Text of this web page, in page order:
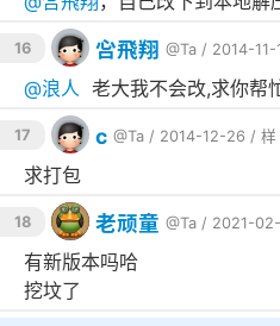
function
ir) {
ftp_pasv(
$dir = opendir (
while ($file =
if (is_dir (
)) {
te_dir
_dir . '/' . $file
				}
'/' .
16 吢飛翔 @Ta / 2014-11-
@浪人 老大我不会改,求你帮
17 c @Ta / 2014-12-26 / 样
求打包
18 老顽童 @Ta / 2021-
有新版本吗哈
挖坟了